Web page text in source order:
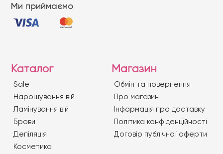
Ми приймаємо
Каталог
Sale
Нарощування вій
Ламінування вій
Брови
Депіляція
Косметика
Магазин
Обмін та повернення
Про магазин
Iнформація про доставку
Політика конфіденційності
Договір публічної оферти